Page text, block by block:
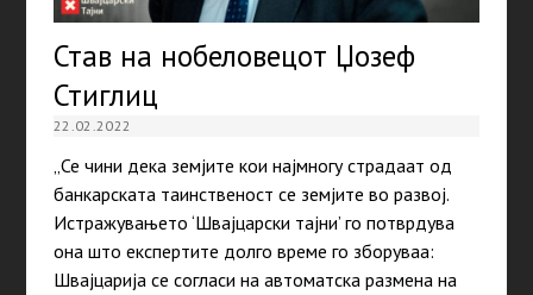
Став на нобеловецот Џозеф
Стиглиц
22.02.2022
„Се чини дека земјите кои најмногу страдаат од
банкарската таинственост се земјите во развој.
Истражувањето ‘Швајцарски тајни’ го потврдува
она што експертите долго време го зборуваа:
Швајцарија се согласи на автоматска размена на